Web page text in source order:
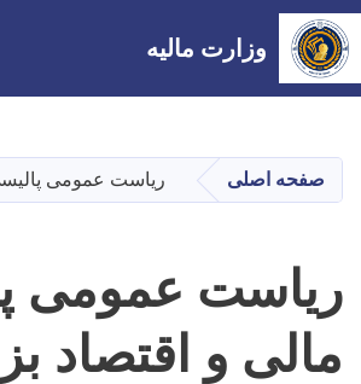
content
وزارت مالیه
صفحه اصلی ریاست عمومی
ریاست عمومی
مالی و اقتصاد